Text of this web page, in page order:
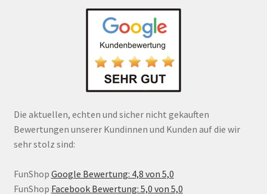
Die aktuellen, echten und sicher nicht gekauften
Bewertungen unserer Kundinnen und Kunden auf die wir
sehr stolz sind:
FunShop Google Bewertung: 4,8 von 5,0
FunShop Facebook Bewertung: 5,0 von 5,0